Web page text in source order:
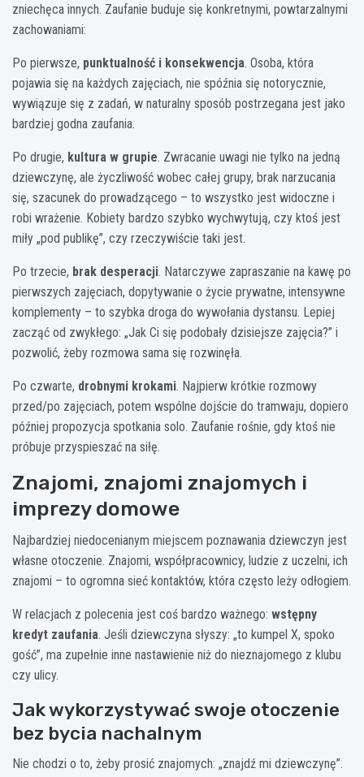
zniechęca innych. Zaufanie buduje się konkretnymi, powtarzalnymi
zachowaniami:
Po pierwsze, punktualność i konsekwencja. Osoba, która
pojawia się na każdych zajęciach, nie spóźnia się notorycznie,
wywiązuje się z zadań, w naturalny sposób postrzegana jest jako
bardziej godna zaufania.
Po drugie, kultura w grupie. Zwracanie uwagi nie tylko na jedną
dziewczynę, ale życzliwość wobec całej grupy, brak narzucania
się, szacunek do prowadzącego – to wszystko jest widoczne i
robi wrażenie. Kobiety bardzo szybko wychwytują, czy ktoś jest
miły „pod publikę”, czy rzeczywiście taki jest.
Po trzecie, brak desperacji. Natarczywe zapraszanie na kawę po
pierwszych zajęciach, dopytywanie o życie prywatne, intensywne
komplementy – to szybka droga do wywołania dystansu. Lepiej
zacząć od zwykłego: „Jak Ci się podobały dzisiejsze zajęcia?” i
pozwolić, żeby rozmowa sama się rozwinęła.
Po czwarte, drobnymi krokami. Najpierw krótkie rozmowy
przed/po zajęciach, potem wspólne dojście do tramwaju, dopiero
później propozycja spotkania solo. Zaufanie rośnie, gdy ktoś nie
próbuje przyspieszać na siłę.
Znajomi, znajomi znajomych i
imprezy domowe
Najbardziej niedocenianym miejscem poznawania dziewczyn jest
własne otoczenie. Znajomi, współpracownicy, ludzie z uczelni, ich
znajomi – to ogromna sieć kontaktów, która często leży odłogiem.
W relacjach z polecenia jest coś bardzo ważnego: wstępny
kredyt zaufania. Jeśli dziewczyna słyszy: „to kumpel X, spoko
gość”, ma zupełnie inne nastawienie niż do nieznajomego z klubu
czy ulicy.
Jak wykorzystywać swoje otoczenie
bez bycia nachalnym
Nie chodzi o to, żeby prosić znajomych: „znajdź mi dziewczynę”.